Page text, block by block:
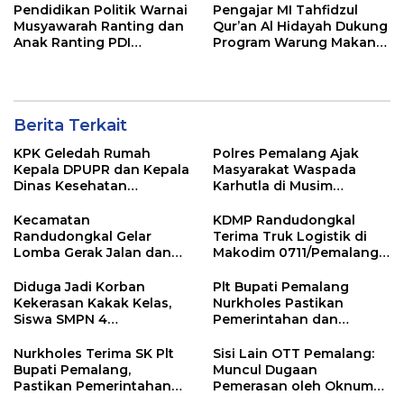
Pendidikan Politik Warnai
Musyawarah Ranting dan
Anak Ranting PDI
Pengajar MI Tahfidzul
Qur’an Al Hidayah Dukung
Program Warung Makan
Berita Terkait
KPK Geledah Rumah
Kepala DPUPR dan Kepala
Dinas Kesehatan
Polres Pemalang Ajak
Masyarakat Waspada
Karhutla di Musim
Kecamatan
Randudongkal Gelar
Lomba Gerak Jalan dan
HUT RI ke-81
KDMP Randudongkal
Terima Truk Logistik di
Makodim 0711/Pemalang
Desa
Diduga Jadi Korban
Kekerasan Kakak Kelas,
Siswa SMPN 4
Dunia
Plt Bupati Pemalang
Nurkholes Pastikan
Pemerintahan dan
Berjalan
Nurkholes Terima SK Plt
Bupati Pemalang,
Pastikan Pemerintahan
Sisi Lain OTT Pemalang:
Muncul Dugaan
Pemerasan oleh Oknum